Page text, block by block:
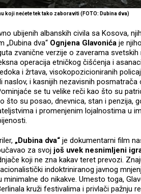
koji nećete tek tako zaboraviti (FOTO: Dubina dva)
ubijenih albanskih civila sa Kosova,
„Dubina dva“ Ognjena Glavonića je
zvanične verzije o zaverama
operacija etničkog čišćenja i
i žrtava, visokopozicioniranih
i kasnijih nezavisnih posmatrača
se tu velike reči kao što su
što su posao, dnevnica, stan i penzija,
i promenjenim lojalnostima u
„Dubina dva“ je dokumentarni film
za svoj još uvek nesnimljeni
koji ne zna kakav teret prevozi.
indoktriniranog javnog
do nikakve. Umesto toga,
kruži festivalima i privlači pažnju